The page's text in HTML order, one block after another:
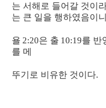
는 서해로 들어갈 것이
는 큰 일을 행하였음이
욜 2:20은 출 10:19를 반
를 메
뚜기로 비유한 것이다.